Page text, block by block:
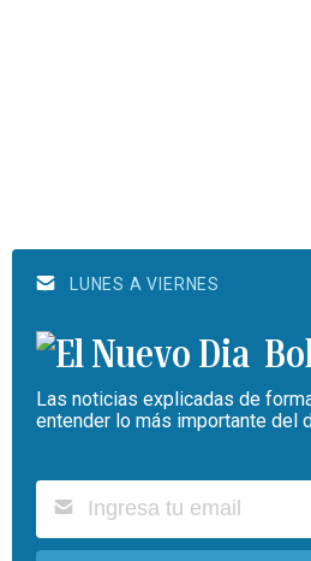
LUNES A VIERNES
Las noticias explicadas de
entender lo más importante del